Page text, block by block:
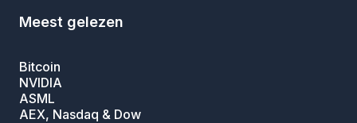
Meest gelezen
Bitcoin
NVIDIA
ASML
AEX, Nasdaq & Dow